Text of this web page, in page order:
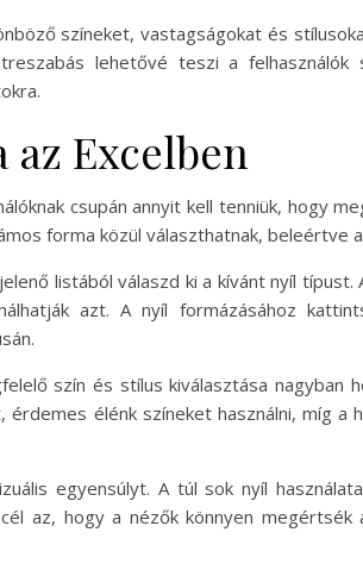
színeket, vastagságokat és
lehetővé teszi a felhasználók
az Excelben
csupán annyit kell tenniük, hogy
forma közül választhatnak, beleértve
listából válaszd ki a kívánt nyíl
azt. A nyíl formázásához
szín és stílus kiválasztása nagyban
élénk színeket használni, míg a
egyensúlyt. A túl sok nyíl
az, hogy a nézők könnyen